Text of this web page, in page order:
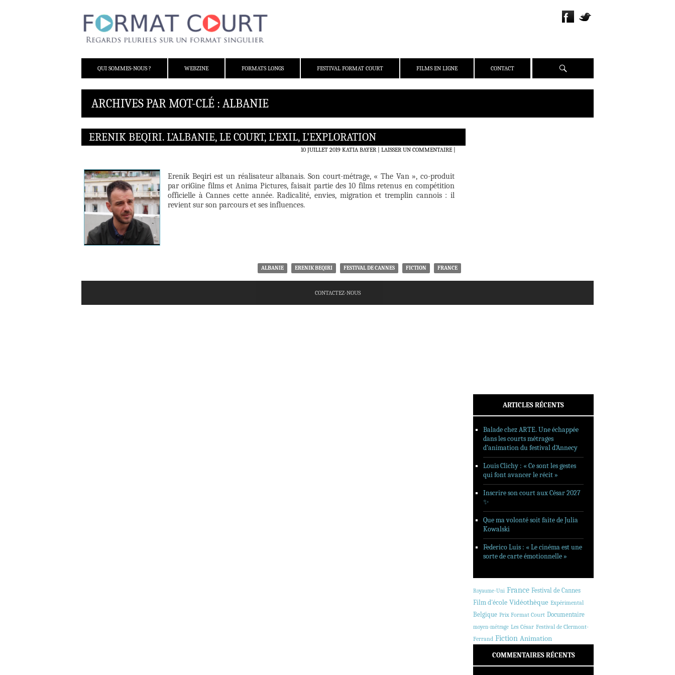
QUI SOMMES-NOUS ?
WEBZINE FORMATS LONGS FESTIVAL FORMAT COURT FILMS EN LIGNE CONTACT Recherche
ARCHIVES PAR MOT-CLÉ : ALBANIE
ERENIK BEQIRI. L’ALBANIE, LE COURT, L’EXIL, L’EXPLORATION
10 JUILLET 2019 KATIA BAYER LAISSER UN COMMENTAIRE|
Erenik Beqiri est un réalisateur albanais. Son court-métrage, « The Van », co-produit
par oriGine films et Anima Pictures, faisait partie des 10 films retenus en compétition
officielle à Cannes cette année. Radicalité, envies, migration et tremplin cannois : il
revient sur son parcours et ses influences.
ALBANIE ERENIK BEQIRI FESTIVAL DE CANNES FICTION FRANCE
FORMATS LONGS
ARTICLES RÉCENTS
Balade chez ARTE. Une échappée
dans les courts métrages
d’animation du festival d’Annecy
Louis Clichy : « Ce sont les gestes
qui font avancer le récit »
Inscrire son court aux César 2027
✨
Que ma volonté soit faite de Julia
Kowalski
Federico Luis : « Le cinéma est une
sorte de carte émotionnelle »
Royaume-Uni France Festival de Cannes
Film d'école Vidéothèque Expérimental
Belgique Prix Format Court Documentaire
moyen-métrage Les César Festival de Clermont-
Ferrand Fiction Animation
COMMENTAIRES RÉCENTS
CONTACTEZ-NOUS